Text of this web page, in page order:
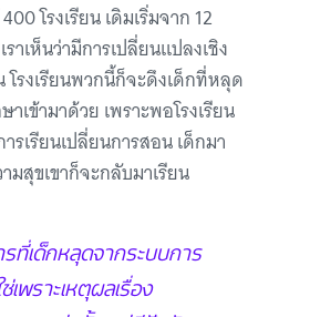
โรงเรียน เดิมเริ่มจาก 12
าเห็นว่ามีการเปลี่ยนแปลงเชิง
รงเรียนพวกนี้ก็จะดึงเด็กที่หลุด
เข้ามาด้วย เพราะพอโรงเรียน
รเรียนเปลี่ยนการสอน เด็กมา
มสุขเขาก็จะกลับมาเรียน
ที่เด็กหลุดจากระบบการ
เพราะเหตุผลเรื่อง